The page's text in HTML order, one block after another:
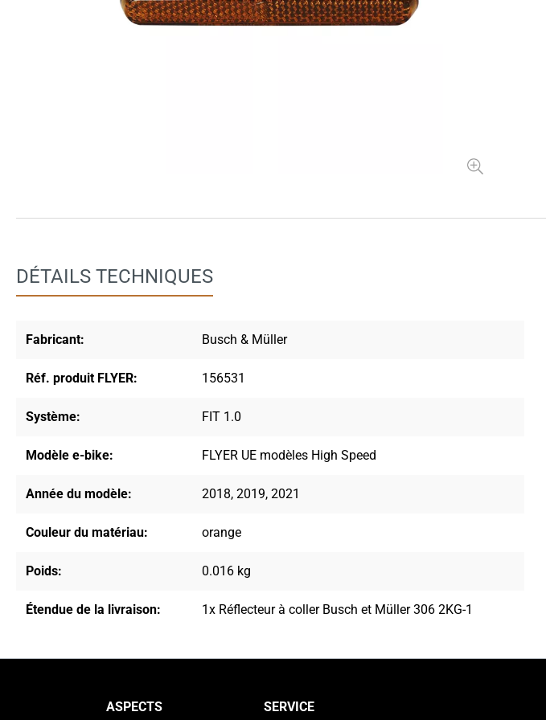
DÉTAILS TECHNIQUES
Fabricant: Busch & Müller
Réf. produit FLYER: 156531
Système: FIT 1.0
Modèle e-bike: FLYER UE modèles High Speed
Année du modèle: 2018, 2019, 2021
Couleur du matériau: orange
Poids: 0.016 kg
Étendue de la livraison: 1x Réflecteur à coller Busch et Müller 306 2KG-1
ASPECTS
SERVICE